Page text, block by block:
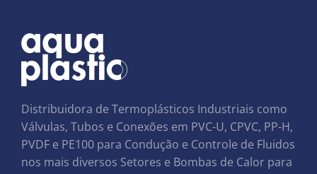
Distribuidora de Termoplásticos Industriais como
Válvulas, Tubos e Conexões em PVC-U, CPVC, PP-H,
PVDF e PE100 para Condução e Controle de Fluidos
nos mais diversos Setores e Bombas de Calor para